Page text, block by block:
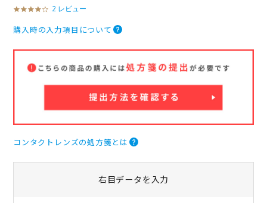
4
0
t
r
i
2 レビュー
購入時の入力項目について
コンタクトレンズの処方箋とは
右目データを入力